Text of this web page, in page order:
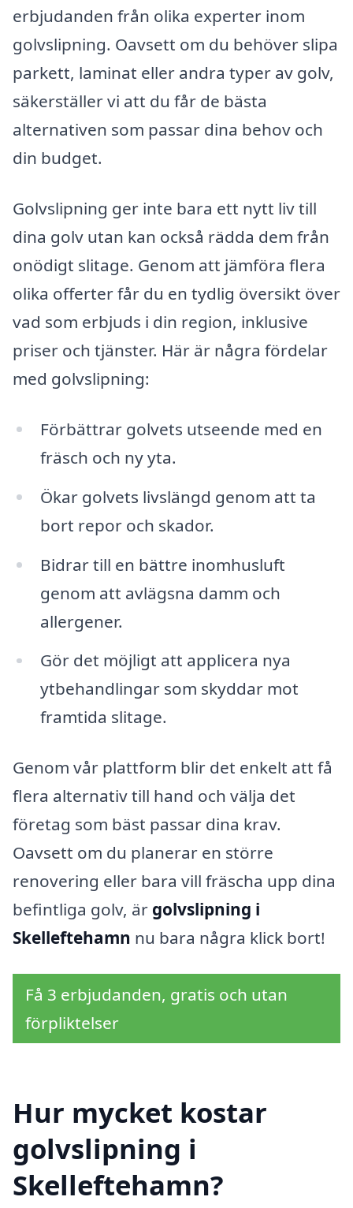
erbjudanden från olika experter inom
golvslipning. Oavsett om du behöver slipa
parkett, laminat eller andra typer av golv,
säkerställer vi att du får de bästa
alternativen som passar dina behov och
din budget.
Golvslipning ger inte bara ett nytt liv till
dina golv utan kan också rädda dem från
onödigt slitage. Genom att jämföra flera
olika offerter får du en tydlig översikt över
vad som erbjuds i din region, inklusive
priser och tjänster. Här är några fördelar
med golvslipning:
Förbättrar golvets utseende med en
fräsch och ny yta.
Ökar golvets livslängd genom att ta
bort repor och skador.
Bidrar till en bättre inomhusluft
genom att avlägsna damm och
allergener.
Gör det möjligt att applicera nya
ytbehandlingar som skyddar mot
framtida slitage.
Genom vår plattform blir det enkelt att få
flera alternativ till hand och välja det
företag som bäst passar dina krav.
Oavsett om du planerar en större
renovering eller bara vill fräscha upp dina
befintliga golv, är golvslipning i
Skelleftehamn nu bara några klick bort!
Få 3 erbjudanden, gratis och utan
förpliktelser
Hur mycket kostar
golvslipning i
Skelleftehamn?